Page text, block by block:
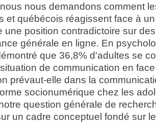
nous demandons comment
et québécois réagissent face à
une position contradictoire sur
générale en ligne. En
que 36,8% d'adultes se
de communication en
prévaut-elle dans la
socionumérique chez les
question générale de
un cadre conceptuel fondé sur